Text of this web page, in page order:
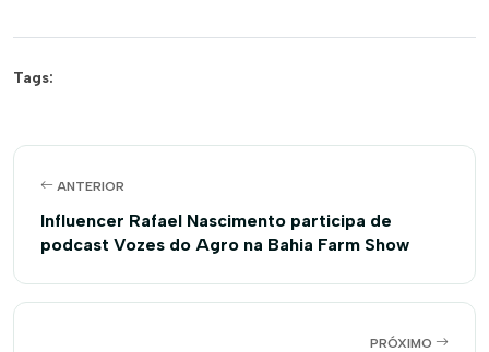
Tags:
ANTERIOR
Influencer Rafael Nascimento participa de
podcast Vozes do Agro na Bahia Farm Show
PRÓXIMO